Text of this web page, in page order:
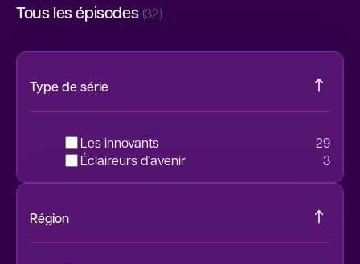
Tous les épisodes (32)
Type de série
Les innovants
29
Éclaireurs d’avenir
3
Région